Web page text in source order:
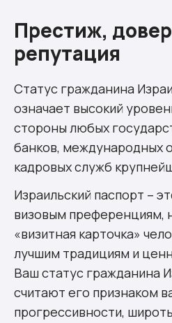
Престиж,
репутация
Статус гражданина
означает высокий
стороны любых
банков, международных
кадровых служб
Израильский паспорт –
визовым преференциям,
«визитная карточка»
лучшим традициям и
Ваш статус гражданина
считают его признаком
прогрессивности,